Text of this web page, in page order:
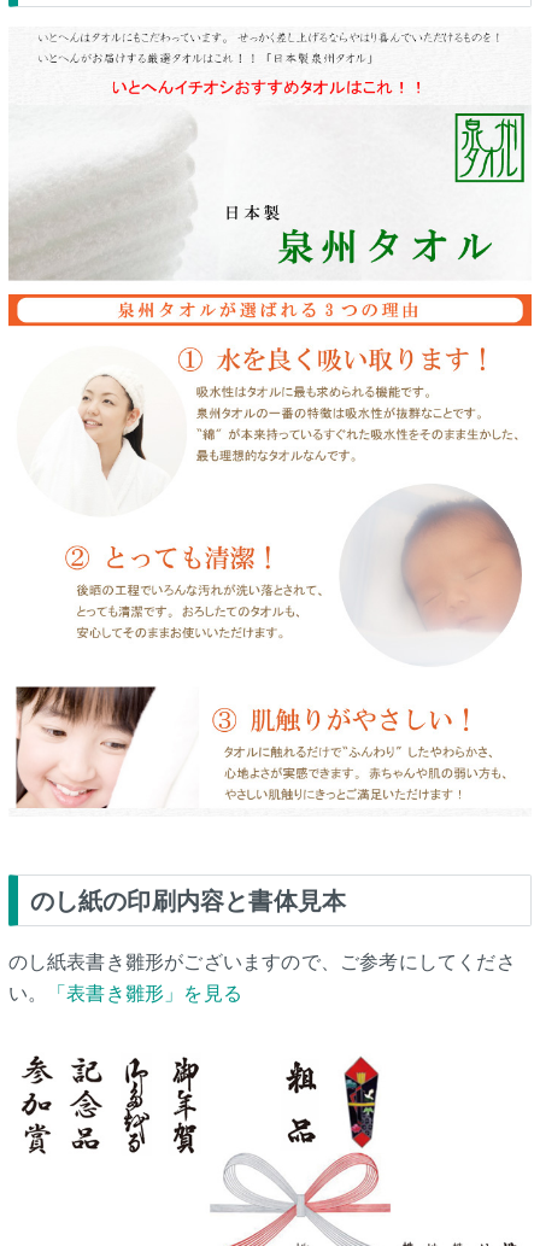
のし紙の印刷内容と書体見本
のし紙表書き雛形がございますので、ご参考にしてくださ
い。
「表書き雛形」を見る